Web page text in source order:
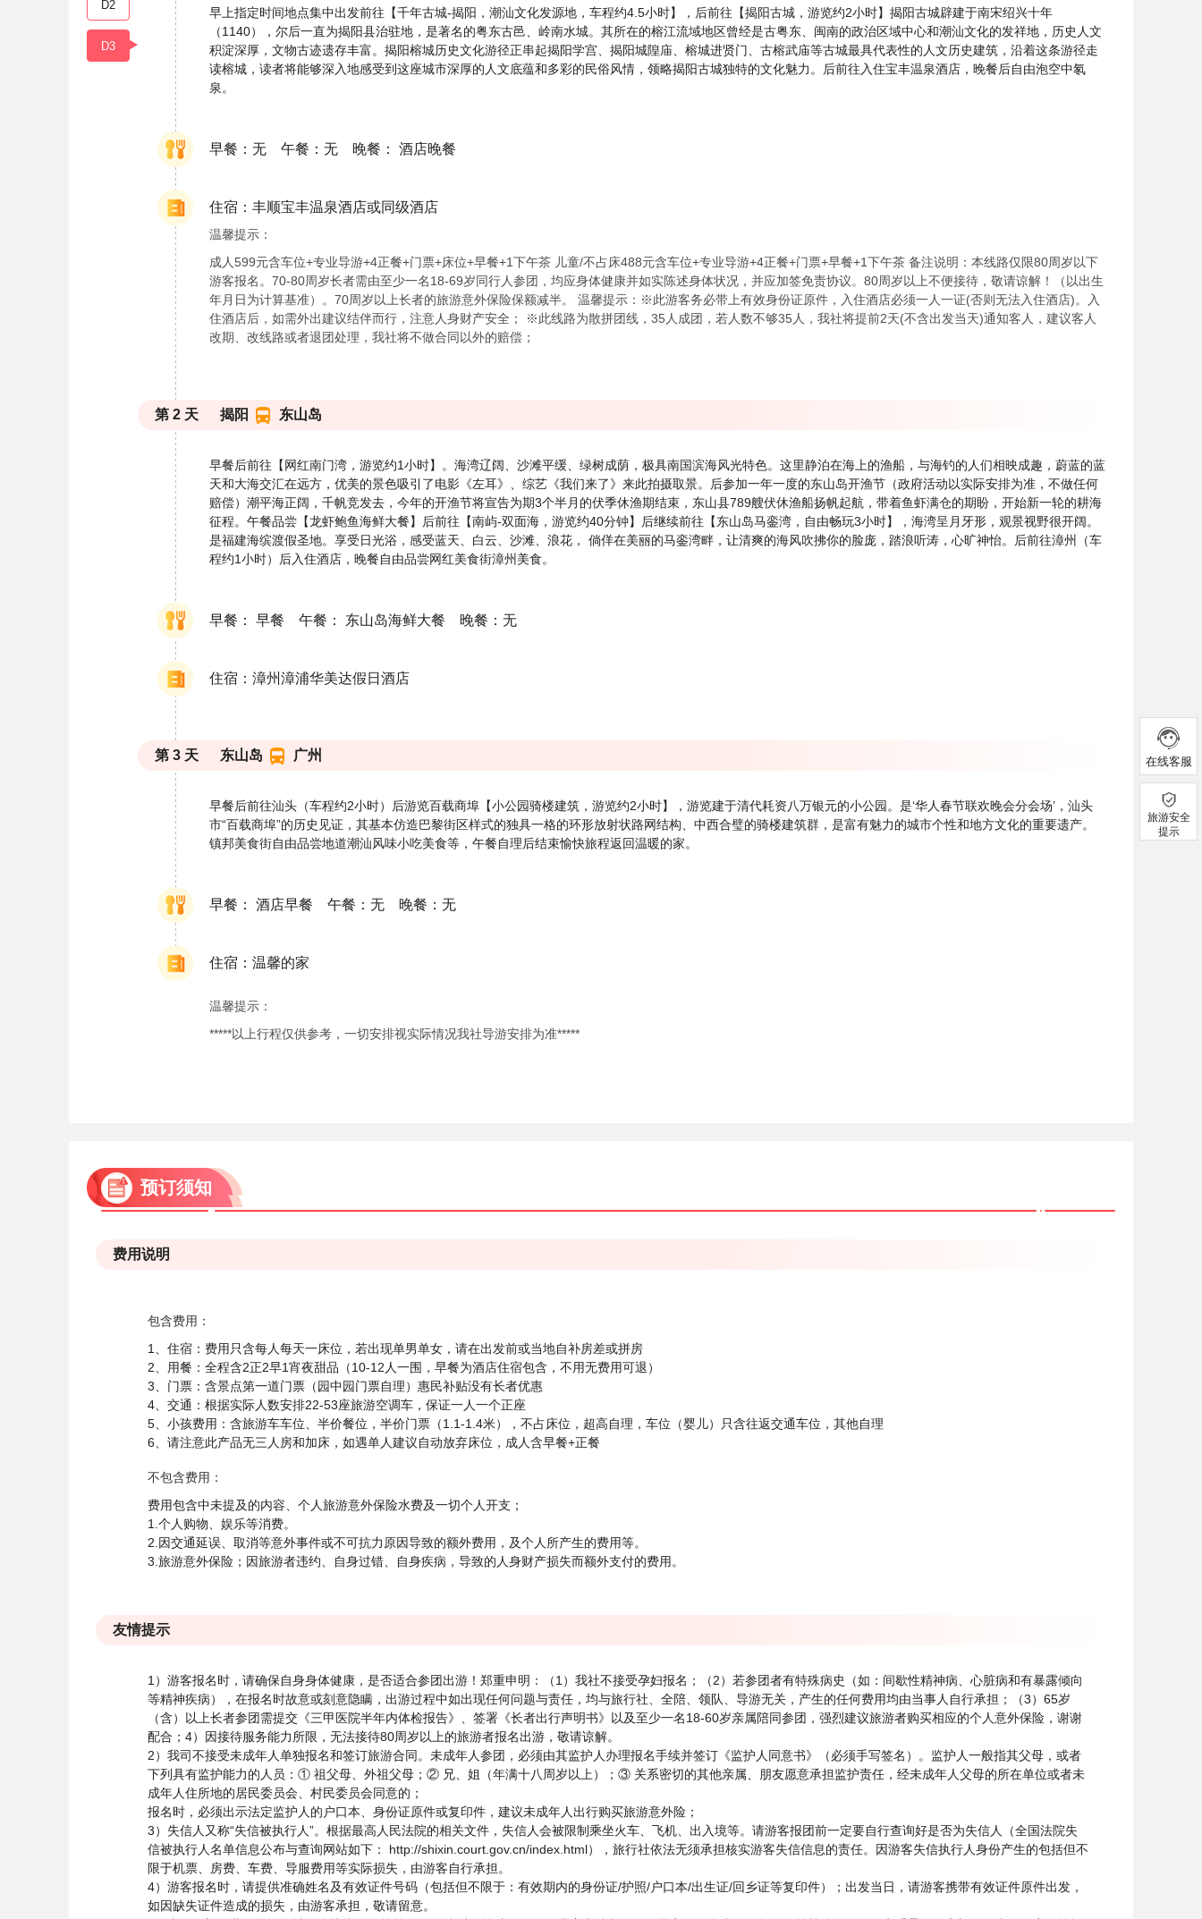
D2
D3
早上指定时间地点集中出发前往【千年古城-揭阳，潮汕文化发源地，车程约4.5小时】，后前往【揭阳古城，游览约2小时】揭阳古城辟建于南宋绍兴十年
（1140），尔后一直为揭阳县治驻地，是著名的粤东古邑、岭南水城。其所在的榕江流域地区曾经是古粤东、闽南的政治区域中心和潮汕文化的发祥地，历史人文
积淀深厚，文物古迹遗存丰富。揭阳榕城历史文化游径正串起揭阳学宫、揭阳城隍庙、榕城进贤门、古榕武庙等古城最具代表性的人文历史建筑，沿着这条游径走
读榕城，读者将能够深入地感受到这座城市深厚的人文底蕴和多彩的民俗风情，领略揭阳古城独特的文化魅力。后前往入住宝丰温泉酒店，晚餐后自由泡空中氡
泉。
早餐：无 午餐：无 晚餐： 酒店晚餐
住宿：丰顺宝丰温泉酒店或同级酒店
温馨提示：
成人599元含车位+专业导游+4正餐+门票+床位+早餐+1下午茶 儿童/不占床488元含车位+专业导游+4正餐+门票+早餐+1下午茶 备注说明：本线路仅限80周岁以下
游客报名。70-80周岁长者需由至少一名18-69岁同行人参团，均应身体健康并如实陈述身体状况，并应加签免责协议。80周岁以上不便接待，敬请谅解！（以出生
年月日为计算基准）。70周岁以上长者的旅游意外保险保额减半。 温馨提示：※此游客务必带上有效身份证原件，入住酒店必须一人一证(否则无法入住酒店)。入
住酒店后，如需外出建议结伴而行，注意人身财产安全； ※此线路为散拼团线，35人成团，若人数不够35人，我社将提前2天(不含出发当天)通知客人，建议客人
改期、改线路或者退团处理，我社将不做合同以外的赔偿；
第 2 天 揭阳 东山岛
早餐后前往【网红南门湾，游览约1小时】。海湾辽阔、沙滩平缓、绿树成荫，极具南国滨海风光特色。这里静泊在海上的渔船，与海钓的人们相映成趣，蔚蓝的蓝
天和大海交汇在远方，优美的景色吸引了电影《左耳》、综艺《我们来了》来此拍摄取景。后参加一年一度的东山岛开渔节（政府活动以实际安排为准，不做任何
赔偿）潮平海正阔，千帆竞发去，今年的开渔节将宣告为期3个半月的伏季休渔期结束，东山县789艘伏休渔船扬帆起航，带着鱼虾满仓的期盼，开始新一轮的耕海
征程。午餐品尝【龙虾鲍鱼海鲜大餐】后前往【南屿-双面海，游览约40分钟】后继续前往【东山岛马銮湾，自由畅玩3小时】，海湾呈月牙形，观景视野很开阔。
是福建海缤渡假圣地。享受日光浴，感受蓝天、白云、沙滩、浪花， 倘佯在美丽的马銮湾畔，让清爽的海风吹拂你的脸庞，踏浪听涛，心旷神怡。后前往漳州（车
程约1小时）后入住酒店，晚餐自由品尝网红美食街漳州美食。
早餐： 早餐 午餐： 东山岛海鲜大餐 晚餐：无
住宿：漳州漳浦华美达假日酒店
第 3 天 东山岛 广州
早餐后前往汕头（车程约2小时）后游览百载商埠【小公园骑楼建筑，游览约2小时】，游览建于清代耗资八万银元的小公园。是‘华人春节联欢晚会分会场’，汕头
市“百载商埠”的历史见证，其基本仿造巴黎街区样式的独具一格的环形放射状路网结构、中西合璧的骑楼建筑群，是富有魅力的城市个性和地方文化的重要遗产。
镇邦美食街自由品尝地道潮汕风味小吃美食等，午餐自理后结束愉快旅程返回温暖的家。
早餐： 酒店早餐 午餐：无 晚餐：无
住宿：温馨的家
温馨提示：
*****以上行程仅供参考，一切安排视实际情况我社导游安排为准*****
预订须知
费用说明
包含费用：
1、住宿：费用只含每人每天一床位，若出现单男单女，请在出发前或当地自补房差或拼房
2、用餐：全程含2正2早1宵夜甜品（10-12人一围，早餐为酒店住宿包含，不用无费用可退）
3、门票：含景点第一道门票（园中园门票自理）惠民补贴没有长者优惠
4、交通：根据实际人数安排22-53座旅游空调车，保证一人一个正座
5、小孩费用：含旅游车车位、半价餐位，半价门票（1.1-1.4米），不占床位，超高自理，车位（婴儿）只含往返交通车位，其他自理
6、请注意此产品无三人房和加床，如遇单人建议自动放弃床位，成人含早餐+正餐
不包含费用：
费用包含中未提及的内容、个人旅游意外保险水费及一切个人开支；
1.个人购物、娱乐等消费。
2.因交通延误、取消等意外事件或不可抗力原因导致的额外费用，及个人所产生的费用等。
3.旅游意外保险；因旅游者违约、自身过错、自身疾病，导致的人身财产损失而额外支付的费用。
友情提示
1）游客报名时，请确保自身身体健康，是否适合参团出游！郑重申明：（1）我社不接受孕妇报名；（2）若参团者有特殊病史（如：间歇性精神病、心脏病和有暴露倾向
等精神疾病），在报名时故意或刻意隐瞒，出游过程中如出现任何问题与责任，均与旅行社、全陪、领队、导游无关，产生的任何费用均由当事人自行承担；（3）65岁
（含）以上长者参团需提交《三甲医院半年内体检报告》、签署《长者出行声明书》以及至少一名18-60岁亲属陪同参团，强烈建议旅游者购买相应的个人意外保险，谢谢
配合；4）因接待服务能力所限，无法接待80周岁以上的旅游者报名出游，敬请谅解。
2）我司不接受未成年人单独报名和签订旅游合同。未成年人参团，必须由其监护人办理报名手续并签订《监护人同意书》（必须手写签名）。监护人一般指其父母，或者
下列具有监护能力的人员：① 祖父母、外祖父母；② 兄、姐（年满十八周岁以上）；③ 关系密切的其他亲属、朋友愿意承担监护责任，经未成年人父母的所在单位或者未
成年人住所地的居民委员会、村民委员会同意的；
报名时，必须出示法定监护人的户口本、身份证原件或复印件，建议未成年人出行购买旅游意外险；
3）失信人又称“失信被执行人”。根据最高人民法院的相关文件，失信人会被限制乘坐火车、飞机、出入境等。请游客报团前一定要自行查询好是否为失信人（全国法院失
信被执行人名单信息公布与查询网站如下： http://shixin.court.gov.cn/index.html），旅行社依法无须承担核实游客失信信息的责任。因游客失信执行人身份产生的包括但不
限于机票、房费、车费、导服费用等实际损失，由游客自行承担。
4）游客报名时，请提供准确姓名及有效证件号码（包括但不限于：有效期内的身份证/护照/户口本/出生证/回乡证等复印件）；出发当日，请游客携带有效证件原件出发，
如因缺失证件造成的损失，由游客承担，敬请留意。
在线客服
旅游安全
提示